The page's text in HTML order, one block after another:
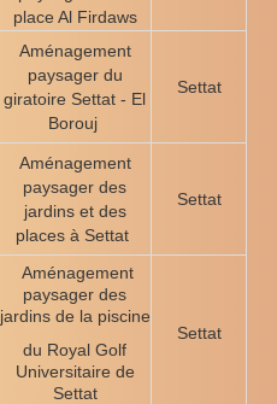
place Al Firdaws
Aménagement
paysager du
giratoire Settat - El
Borouj
Settat
Aménagement
paysager des
jardins et des
places à Settat
Settat
Aménagement
paysager des
jardins de la piscine
du Royal Golf
Universitaire de
Settat
Settat